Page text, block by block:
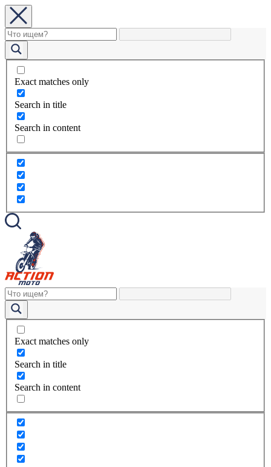
Exact matches only
Search in title
Search in content
Exact matches only
Search in title
Search in content